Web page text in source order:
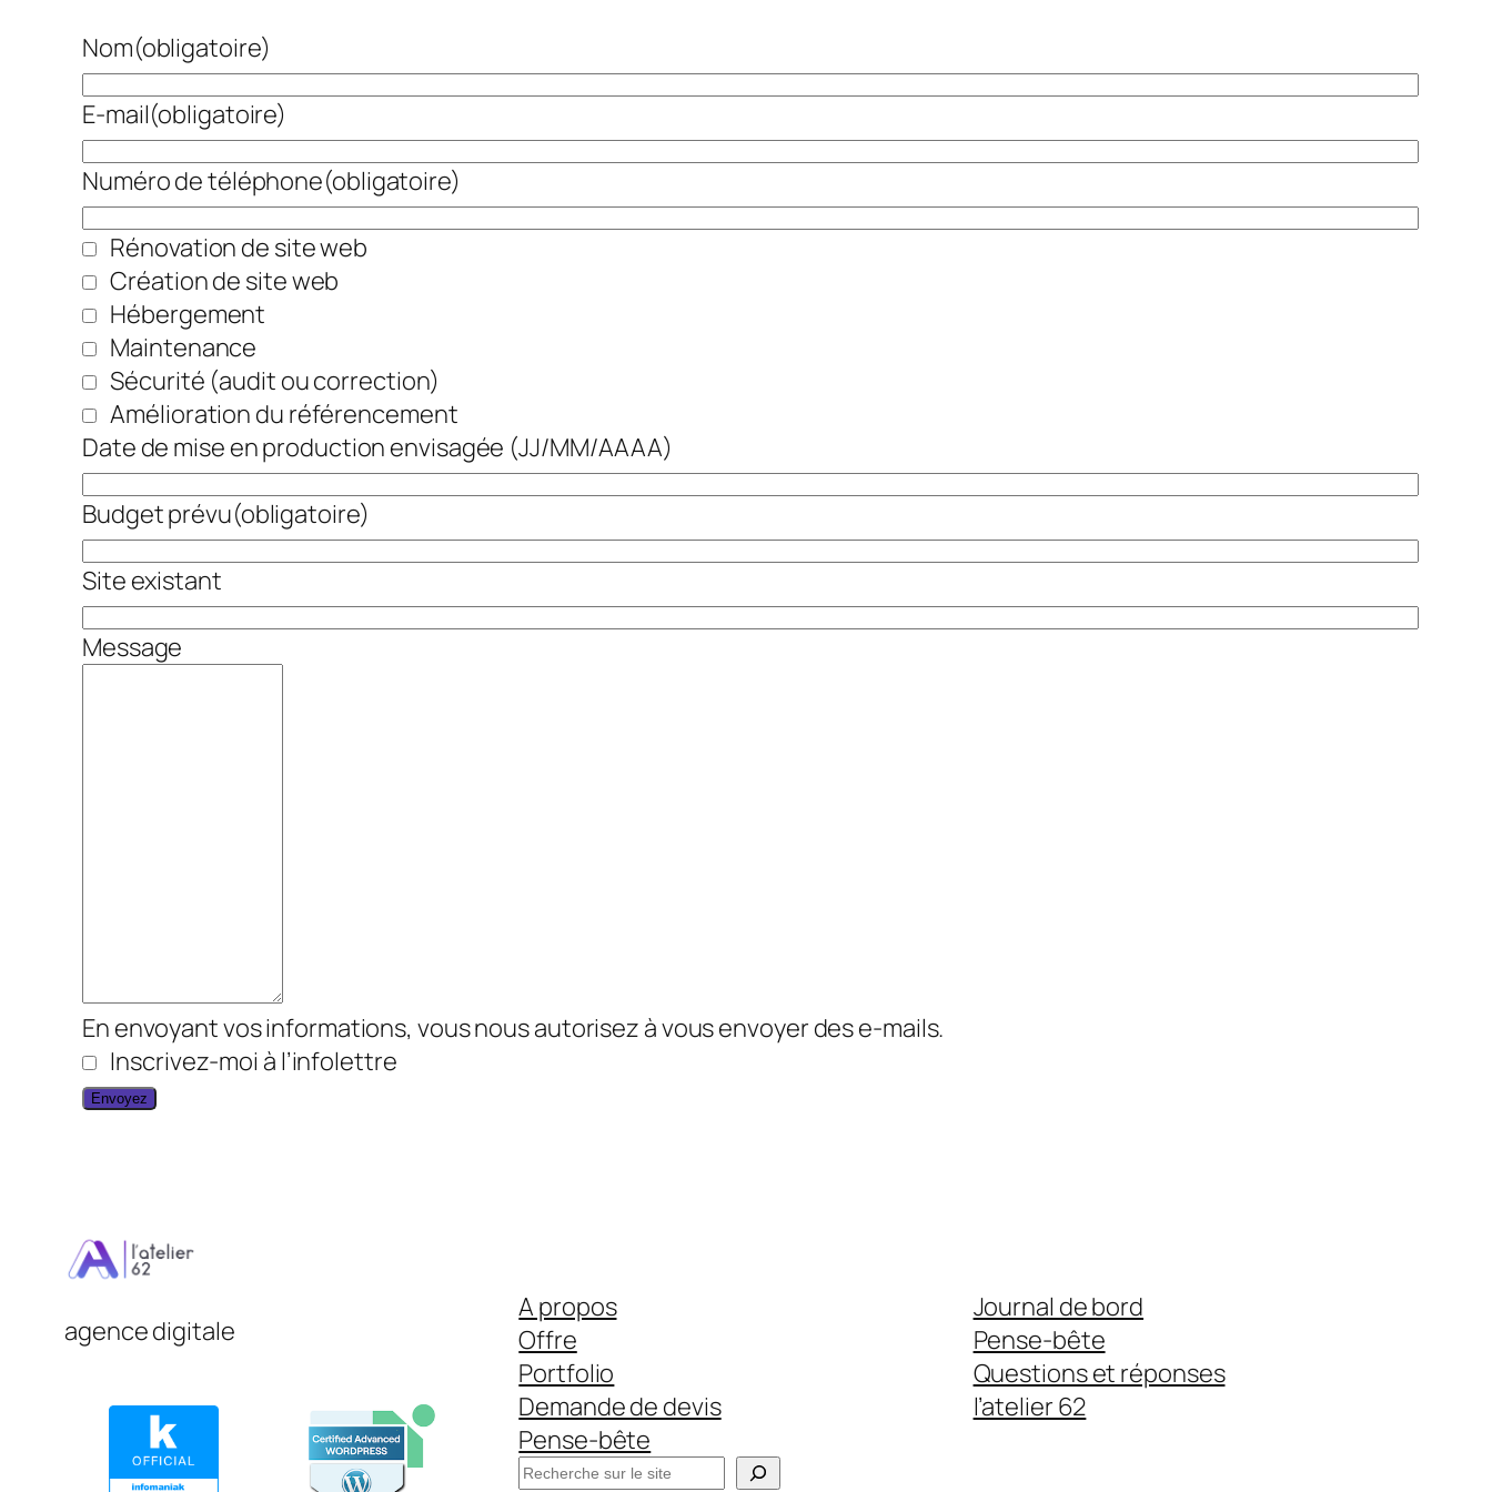
Nom(obligatoire)
E-mail(obligatoire)
Numéro de téléphone(obligatoire)
Rénovation de site web
Création de site web
Hébergement
Maintenance
Sécurité (audit ou correction)
Amélioration du référencement
Date de mise en production envisagée (JJ/MM/AAAA)
Budget prévu(obligatoire)
Site existant
Message
En envoyant vos informations, vous nous autorisez à vous envoyer des e-mails.
Inscrivez-moi à l’infolettre
Envoyez
agence digitale
A propos
Offre
Portfolio
Demande de devis
Pense-bête
R
Journal de bord
Pense-bête
Questions et réponses
l’atelier 62